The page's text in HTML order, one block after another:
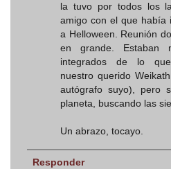
la tuvo por todos los
amigo con el que había
a Helloween. Reunión
en grande. Estaban
integrados de lo
nuestro querido
autógrafo suyo), pero
planeta, buscando las
Un abrazo, tocayo.
Responder